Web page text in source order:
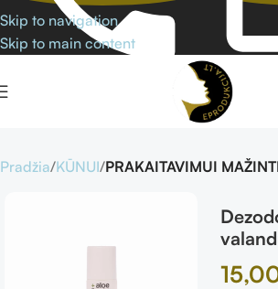
Skip to navigation
Skip to main content
Pradžia KŪNUI PRAKAITAVIMUI